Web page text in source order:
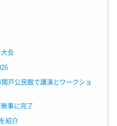
会
戸公民館で講演とワークショ
事に完了
紹介